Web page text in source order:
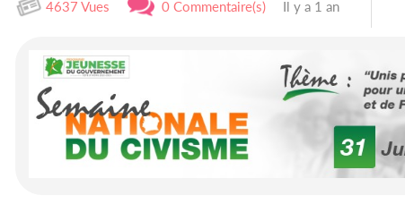
4637 Vues 0 Commentaire(s) Il y a 1 an